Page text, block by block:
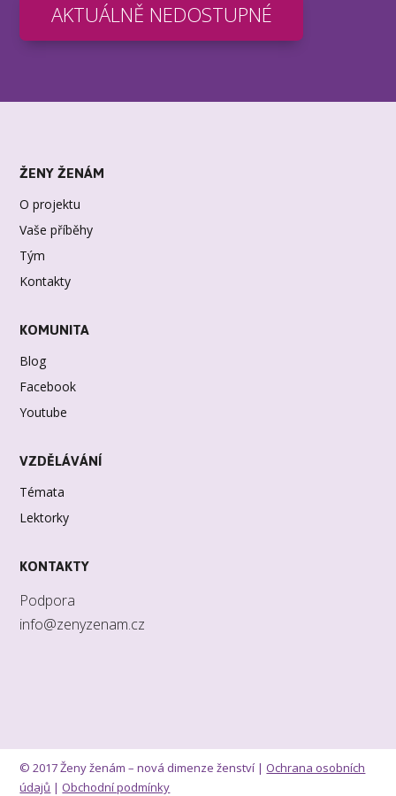
AKTUÁLNĚ NEDOSTUPNÉ
ŽENY ŽENÁM
O projektu
Vaše příběhy
Tým
Kontakty
KOMUNITA
Blog
Facebook
Youtube
VZDĚLÁVÁNÍ
Témata
Lektorky
KONTAKTY
Podpora
info@zenyzenam.cz
© 2017 Ženy ženám – nová dimenze ženství | Ochrana osobních
údajů | Obchodní podmínky